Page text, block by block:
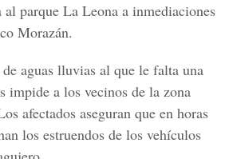
al parque La Leona a inmediaciones
Morazán.
aguas lluvias al que le falta una
impide a los vecinos de la zona
afectados aseguran que en horas
los estruendos de los vehículos